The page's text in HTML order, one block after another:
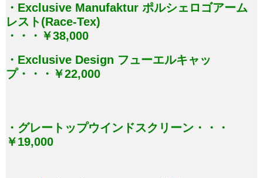
・Exclusive Manufaktur ポルシェロゴアーム
レスト(Race-Tex)
・・・￥38,000
・Exclusive Design フューエルキャッ
プ・・・￥22,000
・グレートップウインドスクリーン・・・
￥19,000